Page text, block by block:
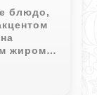
блюдо,
жиром и
мяса,